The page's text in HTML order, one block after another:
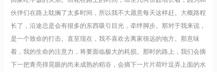
伙伴们在路上耽搁了太多时间，所以我不大愿意每天这样赶。大概路程
长了，沿途总是会有很多的东西吸引目光，牵绊脚步。那对于我来说，
是一个致命的打击。直至现在，我不喜欢去离家很远的地方。那意味
着，我的生命的注意力，将要面临极大的耗损。那时的路上，我们会摘
下一把青亮得晃眼的尚未成熟的稻谷，会摘下一片片荷叶逗弄上面的水